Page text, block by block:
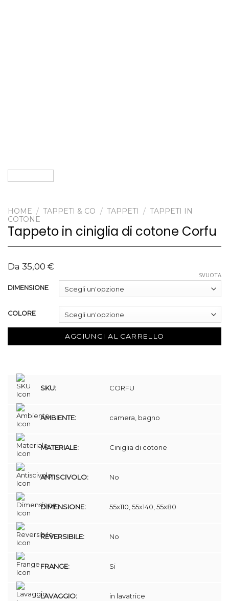
HOME / TAPPETI & CO / TAPPETI / TAPPETI IN
COTONE
Tappeto in ciniglia di cotone Corfu
Da 35,00 €
DIMENSIONE
COLORE
SVUOTA
AGGIUNGI AL CARRELLO
SKU: CORFU
AMBIENTE: camera, bagno
MATERIALE: Ciniglia di cotone
ANTISCIVOLO: No
DIMENSIONE: 55x110, 55x140, 55x80
REVERSIBILE: No
FRANGE: Si
LAVAGGIO: in lavatrice